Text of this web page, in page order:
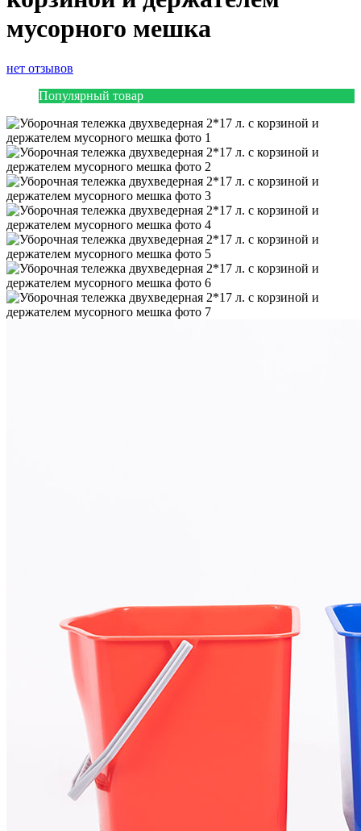
мусорного мешка
нет отзывов
Популярный товар